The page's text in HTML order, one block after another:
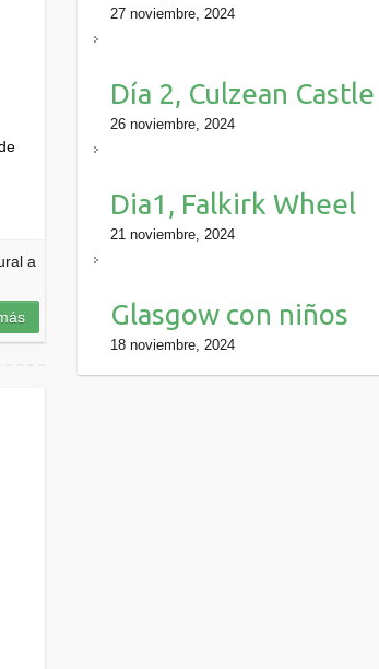
a
27 noviembre, 2024
Día 2, Culzean Castle
26 noviembre, 2024
Dia1, Falkirk Wheel
21 noviembre, 2024
Glasgow con niños
18 noviembre, 2024